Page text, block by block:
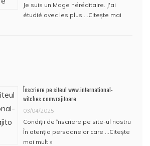
Je suis un Mage héréditaire. J'ai
étudié avec les plus … Citește mai
Înscriere pe siteul www.international-
witches.comvrajitoare
03/04/2025
Condiţii de înscriere pe site-ul nostru
În atenţia persoanelor care … Citește
mai mult »